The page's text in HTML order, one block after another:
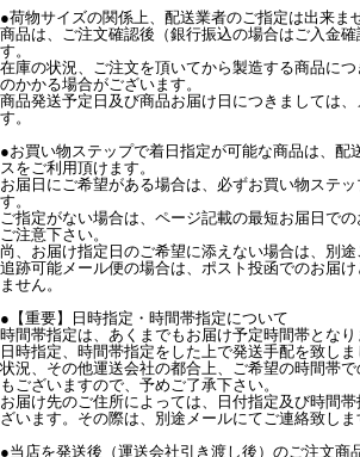
●荷物サイズの関係上、配送業者のご指定は出来ま
商品は、ご注文確認後（銀行振込の場合はご入金
す。
在庫の状況、ご注文を頂いてから製造する商品に
のかかる場合がございます。
商品発送予定日及び商品お届け日につきましては
す。
●お買い物ステップで着日指定が可能な商品は、配
スをご利用頂けます。
お届日にご希望がある場合は、必ずお買い物ステ
す。
ご指定がない場合は、ページ記載の最短お届日で
ご注意下さい。
尚、お届け指定日のご希望に添えない場合は、別途
追跡可能メール便の場合は、ポスト投函でのお届
ません。
●【重要】日時指定・時間帯指定について
時間帯指定は、あくまでもお届け予定時間帯となり
日時指定、時間帯指定をした上で発送手配を致し
状況、その他運送会社の都合上、ご希望の時間帯
もございますので、予めご了承下さい。
お届け先のご住所によっては、日付指定及び時間
ざいます。その際は、別途メールにてご連絡致しま
●当店を発送後（運送会社引き渡し後）のご注文商